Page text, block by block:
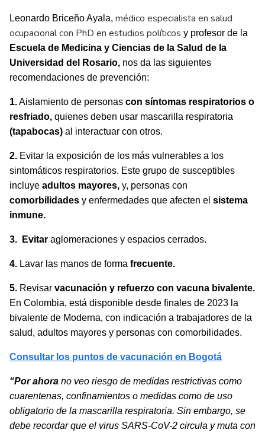
Leonardo Briceño Ayala, médico especialista en salud
ocupacional con PhD en estudios políticos y profesor de la
Escuela de Medicina y Ciencias de la Salud de la
Universidad del Rosario, nos da las siguientes
recomendaciones de prevención:
1.Aislamiento de personas con síntomas respiratorios o
resfriado, quienes deben usar mascarilla respiratoria
(tapabocas) al interactuar con otros.
2. Evitar la exposición de los más vulnerables a los
sintomáticos respiratorios. Este grupo de susceptibles
incluye adultos mayores, y, personas con
comorbilidades y enfermedades que afecten el sistema
inmune.
3. Evitar aglomeraciones y espacios cerrados.
4. Lavar las manos de forma frecuente.
5. Revisar vacunación y refuerzo con vacuna bivalente.
En Colombia, está disponible desde finales de 2023 la
bivalente de Moderna, con indicación a trabajadores de la
salud, adultos mayores y personas con comorbilidades.
Consultar los puntos de vacunación en Bogotá
“Por ahora no veo riesgo de medidas restrictivas como
cuarentenas, confinamientos o medidas como de uso
obligatorio de la mascarilla respiratoria. Sin embargo, se
debe recordar que el virus SARS-CoV-2 circula y muta con